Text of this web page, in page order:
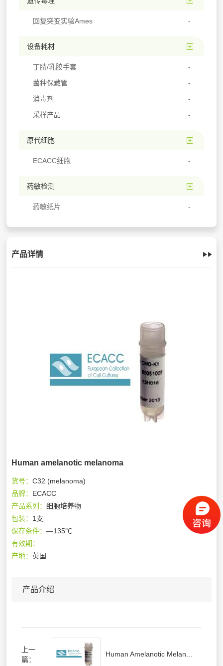
回复突变实验Ames
设备耗材
丁腈/乳胶手套
菌种保藏管
消毒剂
采样产品
原代细胞
ECACC细胞
药敏检测
药敏纸片
产品详情
Human amelanotic melanoma
货号：C32 (melanoma)
品牌： ECACC
产品系列：细胞培养物
包装： 1支
保存条件：—135℃
有效期：
产地：英国
产品介绍
上一
篇：
Human Amelanotic Melan...